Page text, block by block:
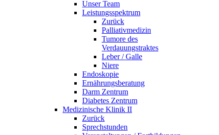
Unser Team
Leistungsspektrum
Zurück
Palliativmedizin
Tumore des
Verdauungstraktes
Leber / Galle
Niere
Endoskopie
Ernährungsberatung
Darm Zentrum
Diabetes Zentrum
Medizinische Klinik II
Zurück
Sprechstunden